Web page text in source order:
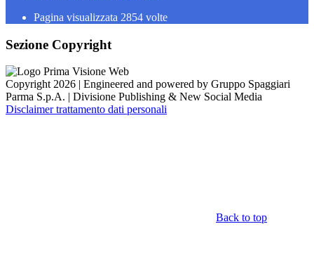
Pagina visualizzata 2854 volte
Sezione Copyright
Copyright 2026 | Engineered and powered by Gruppo Spaggiari
Parma S.p.A. | Divisione Publishing & New Social Media
Disclaimer trattamento dati personali
Back to top